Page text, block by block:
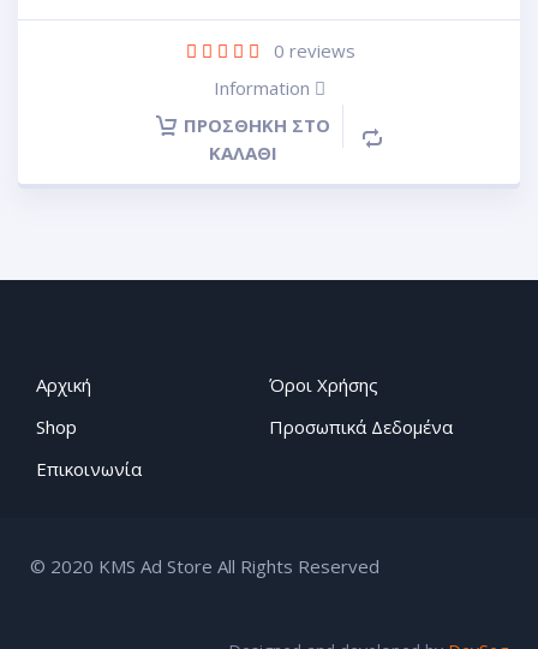
0 reviews
Information
ΠΡΟΣΘΉΚΗ ΣΤΟ
ΚΑΛΆΘΙ
Αρχική
Shop
Επικοινωνία
Όροι Χρήσης
Προσωπικά Δεδομένα
© 2020 KMS Ad Store All Rights Reserved